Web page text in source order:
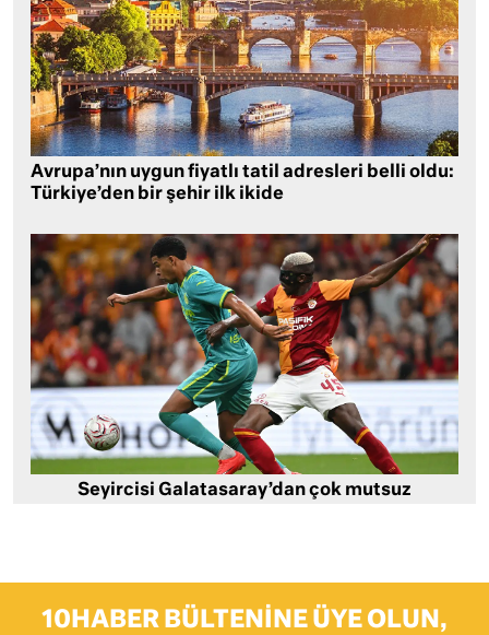
Avrupa’nın uygun fiyatlı tatil adresleri belli oldu:
Türkiye’den bir şehir ilk ikide
Seyircisi Galatasaray’dan çok mutsuz
10HABER BÜLTENINE ÜYE OLUN,